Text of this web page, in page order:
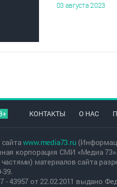
03 августа 2023
КОНТАКТЫ О НАС
сайтаwww.media73.ru
корпорация СМИ «Медиа 73».
материалов сайта
39.
43957 от 22.02.2011 выдано